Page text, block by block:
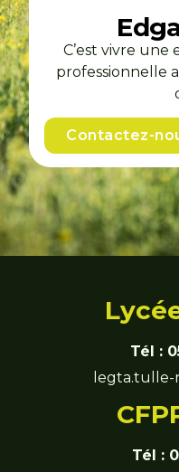
Contactez-
C’est vivre
professionnelle
Tél :
legta.tulle-
Tél :